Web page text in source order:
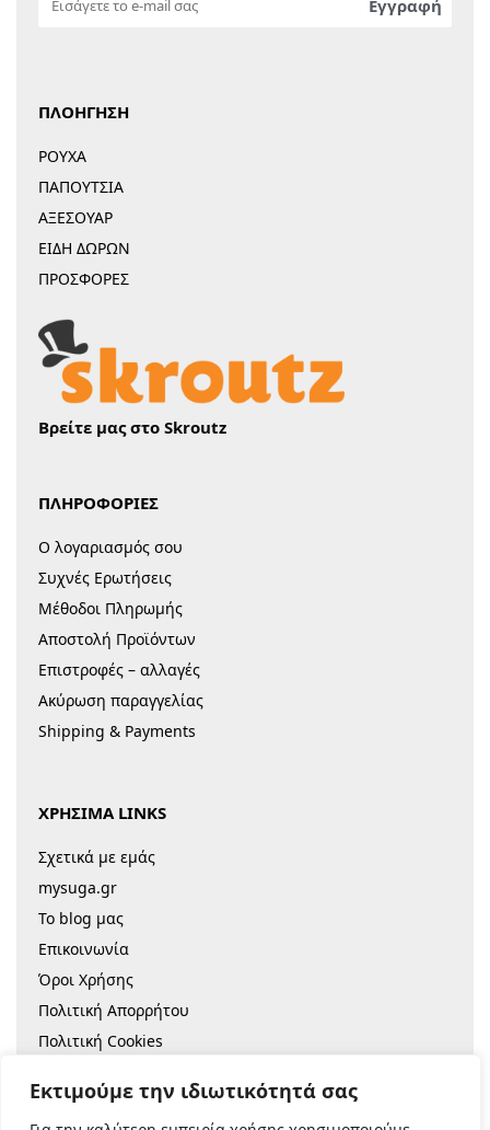
Εκτιμούμε την ιδιωτικότητά σας
ΠΛΟΗΓΗΣΗ
ΡΟΥΧΑ
ΠΑΠΟΥΤΣΙΑ
ΑΞΕΣΟΥΑΡ
ΕΙΔΗ ΔΩΡΩΝ
ΠΡΟΣΦΟΡΕΣ
Βρείτε μας στο Skroutz
ΠΛΗΡΟΦΟΡΙΕΣ
Ο λογαριασμός σου
Συχνές Ερωτήσεις
Μέθοδοι Πληρωμής
Αποστολή Προϊόντων
Επιστροφές – αλλαγές
Ακύρωση παραγγελίας
Shipping & Payments
ΧΡΗΣΙΜΑ LINKS
Σχετικά με εμάς
mysuga.gr
Το blog μας
Επικοινωνία
Όροι Χρήσης
Πολιτική Απορρήτου
Πολιτική Cookies